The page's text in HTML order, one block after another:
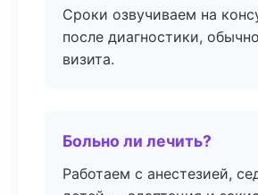
Сроки озвучиваем на
после диагностики,
визита.
Больно ли лечить?
Работаем с анестезией,